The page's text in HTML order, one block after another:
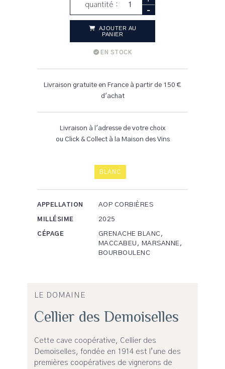
quantité : -
AJOUTER AU
PANIER
EN STOCK
Livraison gratuite en France à partir de 150 €
d'achat
Livraison à l'adresse de votre choix
ou Click & Collect à la Maison des Vins
BLANC
APPELLATION AOP CORBIÈRES
MILLÉSIME 2025
CÉPAGE
GRENACHE BLANC,
MACCABEU, MARSANNE,
BOURBOULENC
LE DOMAINE
Cellier des Demoiselles
Cette cave coopérative, Cellier des
Demoiselles, fondée en 1914 est l’une des
premières coopératives de vignerons de